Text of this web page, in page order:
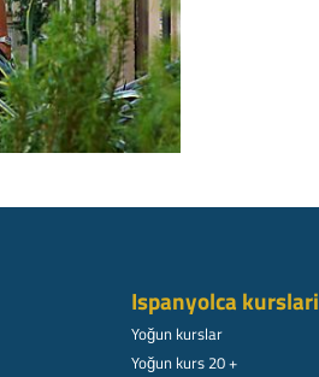
Ispanyolca kurslari
Yoğun kurslar
Yoğun kurs 20 +